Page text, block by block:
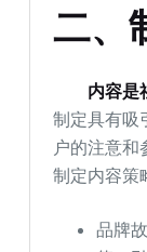
二、
内容是
制定具有吸
户的注意
制定内容策
品牌